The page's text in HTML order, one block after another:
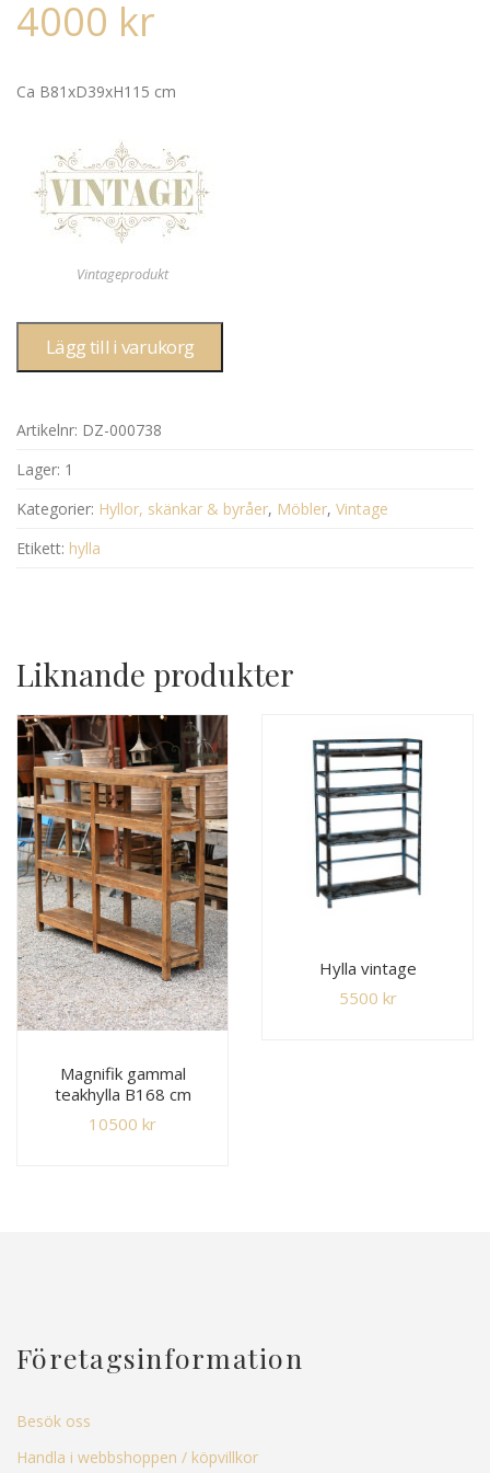
4000 kr
Ca B81xD39xH115 cm
Vintageprodukt
Lägg till i varukorg
Artikelnr: DZ-000738
Lager: 1
Kategorier: Hyllor, skänkar & byråer, Möbler, Vintage
Etikett: hylla
Liknande produkter
Magnifik gammal
teakhylla B168 cm
10500 kr
Hylla vintage
5500 kr
Företagsinformation
Besök oss
Handla i webbshoppen / köpvillkor